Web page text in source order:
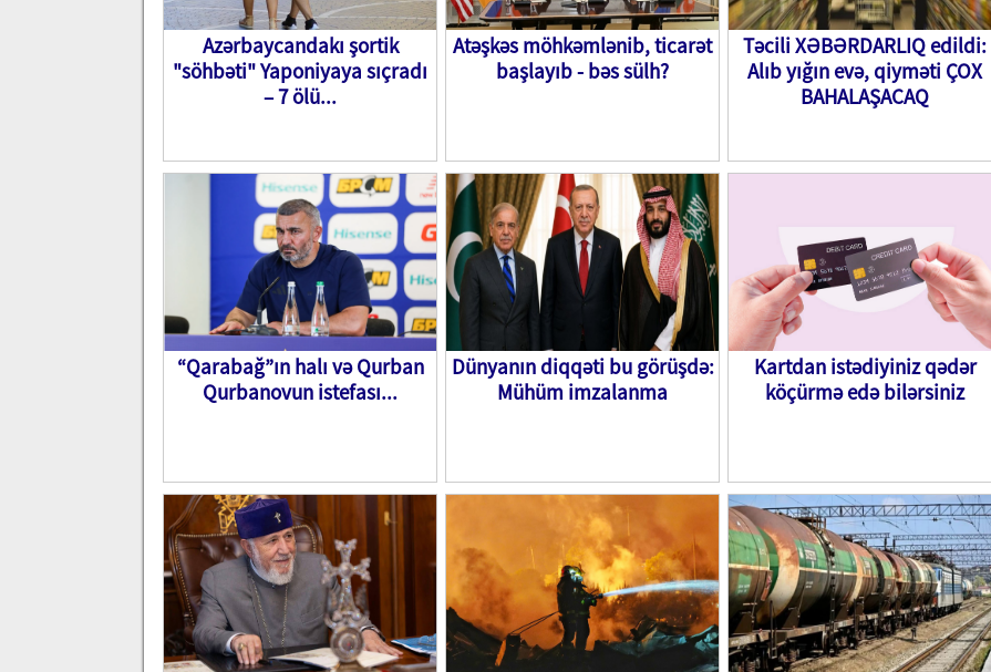
Azərbaycandakı şortik
"söhbəti" Yaponiyaya sıçradı
– 7 ölü...
Atəşkəs möhkəmlənib, ticarət
başlayıb - bəs sülh?
Təcili XƏBƏRDARLIQ edildi:
Alıb yığın evə, qiyməti ÇOX
BAHALAŞACAQ
“Qarabağ”ın halı və Qurban
Qurbanovun istefası...
Dünyanın diqqəti bu görüşdə:
Mühüm imzalanma
Kartdan istədiyiniz qədər
köçürmə edə bilərsiniz